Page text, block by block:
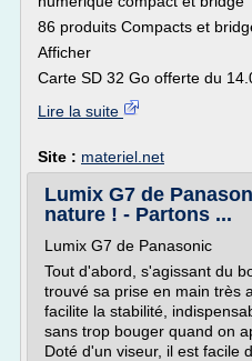
86 produits Compacts et
Afficher
Carte SD 32 Go offerte du
Lire la suite
Site : materiel.net
Lumix G7 de
nature ! - Partons ...
Lumix G7 de Panasonic
Tout d'abord, s'agissant du
trouvé sa prise en main très
facilite la stabilité,
sans trop bouger quand on
Doté d'un viseur, il est facile